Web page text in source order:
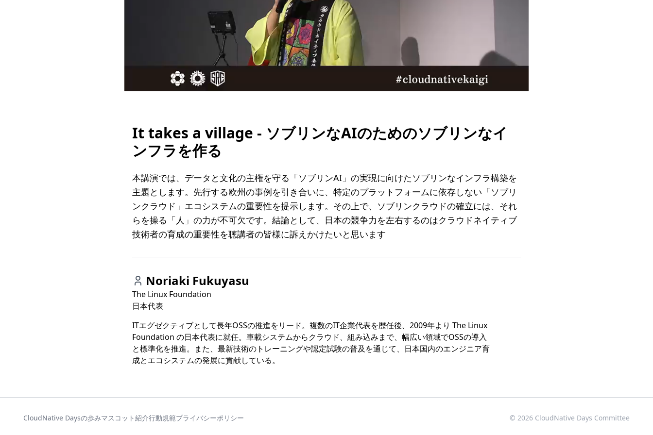
l
a
y
e
It takes a village - ソブリンなAIのためのソブリンなイ
ンフラを作る
本講演では、データと文化の主権を守る「ソブリンAI」の実現に向けたソブリンなインフラ構築を
主題とします。先行する欧州の事例を引き合いに、特定のプラットフォームに依存しない「ソブリ
ンクラウド」エコシステムの重要性を提示します。その上で、ソブリンクラウドの確立には、それ
らを操る「人」の力が不可欠です。結論として、日本の競争力を左右するのはクラウドネイティブ
技術者の育成の重要性を聴講者の皆様に訴えかけたいと思います
Noriaki Fukuyasu
The Linux Foundation
日本代表
ITエグゼクティブとして長年OSSの推進をリード。複数のIT企業代表を歴任後、2009年より The Linux
Foundation の日本代表に就任。車載システムからクラウド、組み込みまで、幅広い領域でOSSの導入
と標準化を推進。また、最新技術のトレーニングや認定試験の普及を通じて、日本国内のエンジニア育
成とエコシステムの発展に貢献している。
CloudNative Daysの歩みマスコット紹介行動規範プライバシーポリシー © 2026 CloudNative Days Committee